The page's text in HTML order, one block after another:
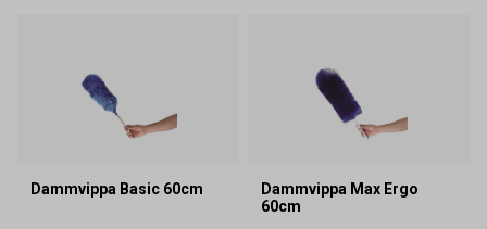
Dammvippa Basic 60cm
Dammvippa Max Ergo
60cm